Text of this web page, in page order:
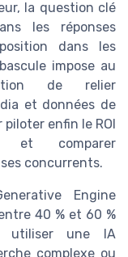
la question clé
les réponses
dans les
impose au
de relier
et données de
enfin le ROI
et comparer
concurrents.
Engine
40 % et 60 %
utiliser une IA
complexe ou